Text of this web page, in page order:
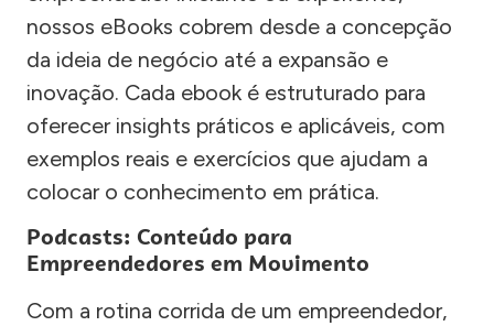
nossos eBooks cobrem desde a concepção
da ideia de negócio até a expansão e
inovação. Cada ebook é estruturado para
oferecer insights práticos e aplicáveis, com
exemplos reais e exercícios que ajudam a
colocar o conhecimento em prática.
Podcasts: Conteúdo para
Empreendedores em Movimento
Com a rotina corrida de um empreendedor,